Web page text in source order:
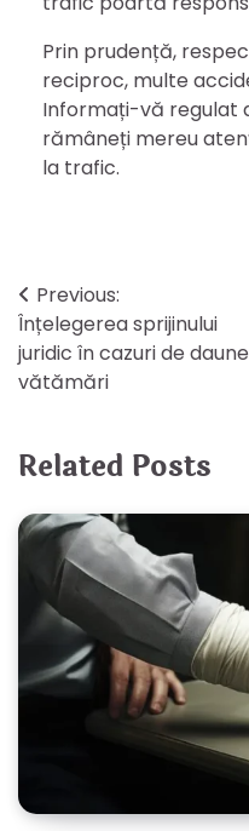
Prin prudență,
reciproc, multe
Informați-vă regulat
rămâneți mereu
la trafic.
Post
navigation
Previous:
Înțelegerea sprijinului
juridic în cazuri de
vătămări
Related Posts